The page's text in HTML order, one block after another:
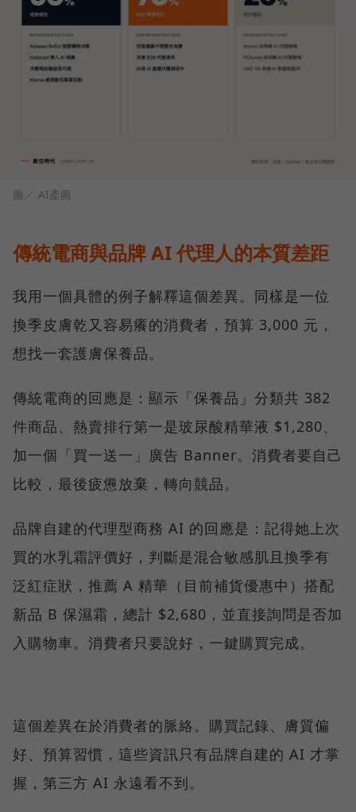
圖／ AI產圖
傳統電商與品牌 AI 代理人的本質差距
我用一個具體的例子解釋這個差異。同樣是一位
換季皮膚乾又容易癢的消費者，預算 3,000 元，
想找一套護膚保養品。
傳統電商的回應是：顯示「保養品」分類共 382
件商品、熱賣排行第一是玻尿酸精華液 $1,280、
加一個「買一送一」廣告 Banner。消費者要自己
比較，最後疲憊放棄，轉向競品。
品牌自建的代理型商務 AI 的回應是：記得她上次
買的水乳霜評價好，判斷是混合敏感肌且換季有
泛紅症狀，推薦 A 精華（目前補貨優惠中）搭配
新品 B 保濕霜，總計 $2,680，並直接詢問是否加
入購物車。消費者只要說好，一鍵購買完成。
這個差異在於消費者的脈絡。購買記錄、膚質偏
好、預算習慣，這些資訊只有品牌自建的 AI 才掌
握，第三方 AI 永遠看不到。